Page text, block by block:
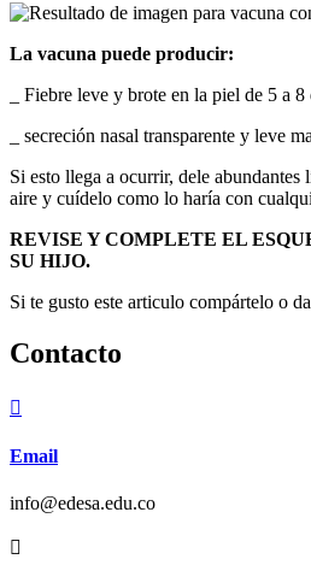
La vacuna puede producir:
_ Fiebre leve y brote en la piel de 5 a
_ secreción nasal transparente y leve
Si esto llega a ocurrir, dele
aire y cuídelo como lo haría con
REVISE Y COMPLETE EL
SU HIJO.
Si te gusto este articulo compártelo o
Contacto

Email
info@edesa.edu.co
